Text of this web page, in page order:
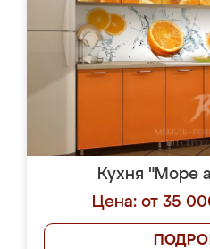
Кухня "Море
Цена: от 35